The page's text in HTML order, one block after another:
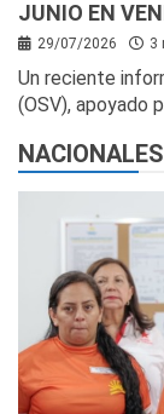
JUNIO EN
29/07/2026 3
Un reciente
(OSV), apoyado
NACIONALES